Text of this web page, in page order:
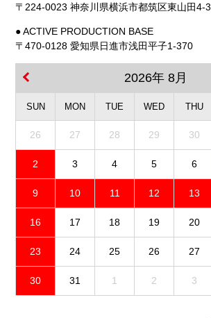
〒224-0023 神奈川県横浜市都筑区東山田4-
● ACTIVE PRODUCTION BASE
〒470-0128 愛知県日進市浅田平子1-370
2026年 8月
SUN MON TUE WED THU
26 27 28 29 30
2 3 4 5 6
9 10 11 12 13
16 17 18 19 20
23 24 25 26 27
30 31 1 2 3